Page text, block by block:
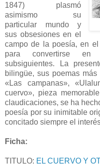
1847) plasmó
asimismo su
particular mundo y
sus obsesiones en el
campo de la poesía, en
para convertirse en
subsiguientes. La
bilingüe, sus poemas
«Las campanas»,
cuervo», pieza
claudicaciones, se ha
poesía por su inimitable
concitado siempre el
Ficha:
TITULO: EL CUERVO Y